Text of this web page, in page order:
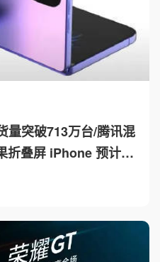
量突破713万台/腾讯混
折叠屏 iPhone 预计